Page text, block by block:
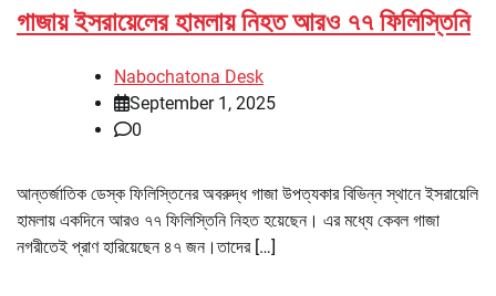
গাজায় ইসরায়েলের হামলায় নিহত আরও ৭৭ ফিলিস্তিনি
Nabochatona Desk
September 1, 2025
0
আন্তর্জাতিক ডেস্ক ফিলিস্তিনের অবরুদ্ধ গাজা উপত্যকার বিভিন্ন স্থানে ইসরায়েলি
হামলায় একদিনে আরও ৭৭ ফিলিস্তিনি নিহত হয়েছেন। এর মধ্যে কেবল গাজা
নগরীতেই প্রাণ হারিয়েছেন ৪৭ জন।তাদের […]